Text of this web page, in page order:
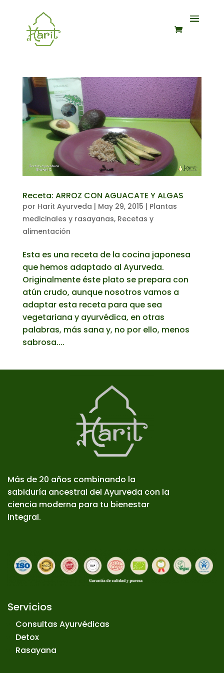
Receta: ARROZ CON AGUACATE Y ALGAS
por Harit Ayurveda | May 29, 2015 | Plantas
medicinales y rasayanas, Recetas y
alimentación
Esta es una receta de la cocina japonesa
que hemos adaptado al Ayurveda.
Originalmente éste plato se prepara con
atún crudo, aunque nosotros vamos a
adaptar esta receta para que sea
vegetariana y ayurvédica, en otras
palabras, más sana y, no por ello, menos
sabrosa....
Más de 20 años combinando la
sabiduría ancestral del Ayurveda con la
ciencia moderna para tu bienestar
integral.
Servicios
Consultas Ayurvédicas
Detox
Rasayana